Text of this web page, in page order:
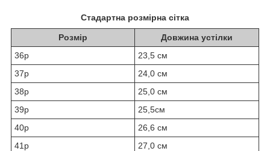
Стадартна розмірна сітка
Розмір
Довжина устілки
36р
23,5 см
37р
24,0 см
38р
25,0 см
39р
25,5см
40р
26,6 см
41р
27,0 см